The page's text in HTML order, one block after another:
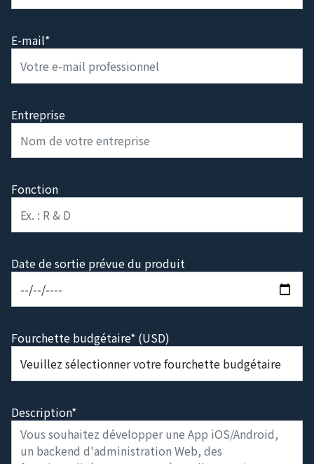
E-mail*
Entreprise
Fonction
Date de sortie prévue du produit
Fourchette budgétaire* (USD)
Description*